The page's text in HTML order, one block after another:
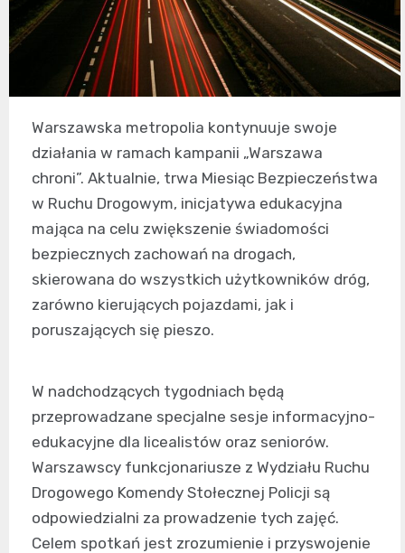
Warszawska metropolia kontynuuje swoje
działania w ramach kampanii „Warszawa
chroni”. Aktualnie, trwa Miesiąc Bezpieczeństwa
w Ruchu Drogowym, inicjatywa edukacyjna
mająca na celu zwiększenie świadomości
bezpiecznych zachowań na drogach,
skierowana do wszystkich użytkowników dróg,
zarówno kierujących pojazdami, jak i
poruszających się pieszo.
W nadchodzących tygodniach będą
przeprowadzane specjalne sesje informacyjno-
edukacyjne dla licealistów oraz seniorów.
Warszawscy funkcjonariusze z Wydziału Ruchu
Drogowego Komendy Stołecznej Policji są
odpowiedzialni za prowadzenie tych zajęć.
Celem spotkań jest zrozumienie i przyswojenie